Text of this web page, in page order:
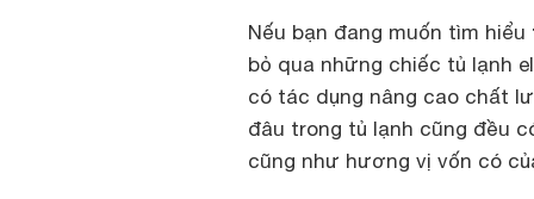
Nếu bạn đang muốn tìm hiểu
bỏ qua những chiếc tủ lạnh
có tác dụng nâng cao chất
đâu trong tủ lạnh cũng đều
cũng như hương vị vốn có